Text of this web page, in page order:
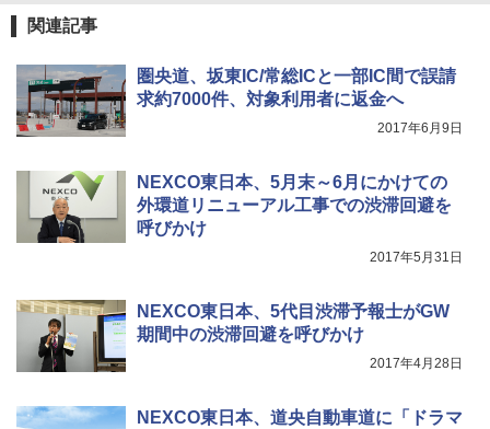
広げるだけ パッとサッとテント キューブワ
イド ブラックコーティング フルクローズ メ
ッシュ 4人用 簡単設置 ポップアップテント P
電動エアーポンプ SUP用 20PSI 電動ポンプ
ゴムボート 空気入れ 空気抜き 自動停止 過熱
保護 日光可読lcd 7種類ノズル付き
関連記事
圏央道、坂東IC/常総ICと一部IC間で誤請
求約7000件、対象利用者に返金へ
2017年6月9日
NEXCO東日本、5月末～6月にかけての
外環道リニューアル工事での渋滞回避を
呼びかけ
2017年5月31日
NEXCO東日本、5代目渋滞予報士がGW
期間中の渋滞回避を呼びかけ
2017年4月28日
NEXCO東日本、道央自動車道に「ドラマ